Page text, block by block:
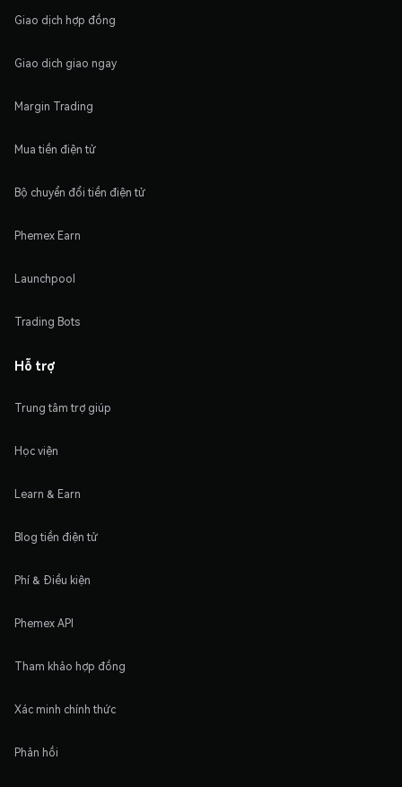
Giao dịch hợp đồng
Giao dịch giao ngay
Margin Trading
Mua tiền điện tử
Bộ chuyển đổi tiền điện tử
Phemex Earn
Launchpool
Trading Bots
Hỗ trợ
Trung tâm trợ giúp
Học viện
Learn & Earn
Blog tiền điện tử
Phí & Điều kiện
Phemex API
Tham khảo hợp đồng
Xác minh chính thức
Phản hồi